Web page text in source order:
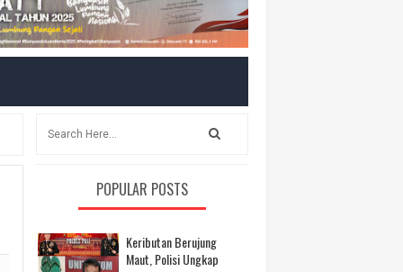
POPULAR POSTS
Keributan Berujung
Maut, Polisi Ungkap